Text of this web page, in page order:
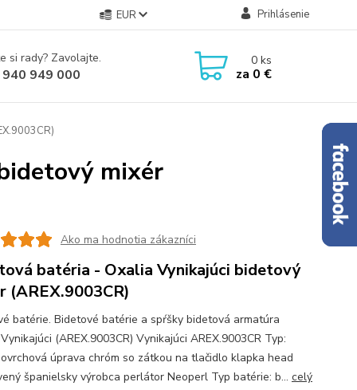
EUR Prihlásenie
si rady? Zavolajte.
949 000
0ks
za 0 €
mixér
Ako ma hodnotia zákazníci
batéria - Oxalia Vynikajúci bidetový
(AREX.9003CR)
batérie. Bidetové batérie a spŕšky bidetová armatúra
(AREX.9003CR) Vynikajúci AREX.9003CR Typ:
úprava chróm so zátkou na tlačidlo klapka head
španielsky výrobca perlátor Neoperl Typ batérie: b... celý